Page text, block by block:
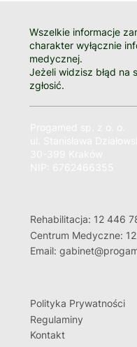
Wszelkie informacje
charakter wyłącznie
medycznej.
Jeżeli widzisz błąd na
zgłosić.
Rehabilitacja: 12 446
Centrum Medyczne:
Email:
Polityka Prywatności
Regulaminy
Kontakt